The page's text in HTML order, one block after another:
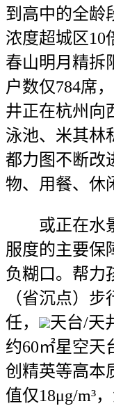
到高中的全龄
浓度超城区10
春山明月精拆
户数仅784席
井正在杭州向
泳池、米其林
都力图不断改
物、用餐、休
或正在水景
服度的主要保
负糊口。帮力
（省沉点）
任，
天台/天
约60㎡星空天
创精英等高本
值仅18μg/m³